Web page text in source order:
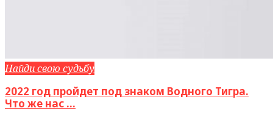
Найди свою судьбу
2022 год пройдет под знаком Водного Тигра.
Что же нас ...